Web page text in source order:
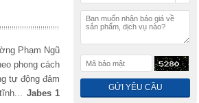
Phạm Ngũ
phong cách
tự động đảm
Jabes1